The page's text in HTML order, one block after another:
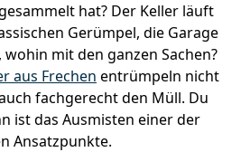
hat? Der Keller läuft
Gerümpel, die Garage
mit den ganzen Sachen?
aus Frechen entrümpeln nicht
fachgerecht den Müll. Du
ist das Ausmisten einer der
Ansatzpunkte.